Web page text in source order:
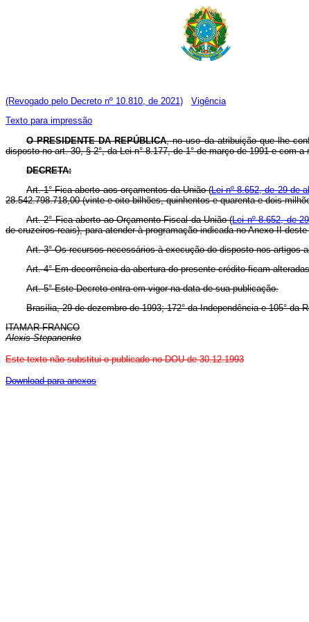
(Revogado pelo Decreto nº 10.810, de 2021)
Vigência
Texto para impressão
O PRESIDENTE DA REPÚBLICA, no uso da atribuição que lhe
disposto no art. 30, § 2°, da Lei n° 8.177, de 1° de março de 1991 e com
DECRETA:
Art. 1° Fica aberto aos orçamentos da União (Lei nº 8.652, de 29 de
28.542.798.718,00 (vinte e oito bilhões, quinhentos e quarenta e dois
Art. 2° Fica aberto ao Orçamento Fiscal da União (Lei nº 8.652, de
de cruzeiros reais), para atender à programação indicada no Anexo II
Art. 3° Os recursos necessários à execução do disposto nos artigos
Art. 4° Em decorrência da abertura do presente crédito ficam
Art. 5° Este Decreto entra em vigor na data de sua publicação.
Brasília, 29 de dezembro de 1993; 172° da Independência e 105° da
ITAMAR FRANCO
Alexis Stepanenko
Este texto não substitui o publicado no DOU de 30.12.1993
Download para anexos